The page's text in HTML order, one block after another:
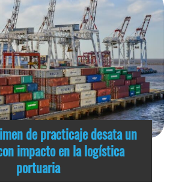
de practicaje desata un
impacto en la logística
portuaria